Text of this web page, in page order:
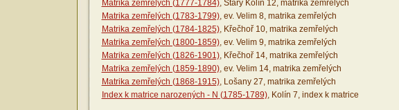
Matrika zemřelých (1777-1784), Starý Kolín 12, matrika zemřelých
Matrika zemřelých (1783-1799), ev. Velim 8, matrika zemřelých
Matrika zemřelých (1784-1825), Křečhoř 10, matrika zemřelých
Matrika zemřelých (1800-1859), ev. Velim 9, matrika zemřelých
Matrika zemřelých (1826-1901), Křečhoř 14, matrika zemřelých
Matrika zemřelých (1859-1890), ev. Velim 14, matrika zemřelých
Matrika zemřelých (1868-1915), Lošany 27, matrika zemřelých
Index k matrice narozených - N (1785-1789), Kolín 7, index k matrice